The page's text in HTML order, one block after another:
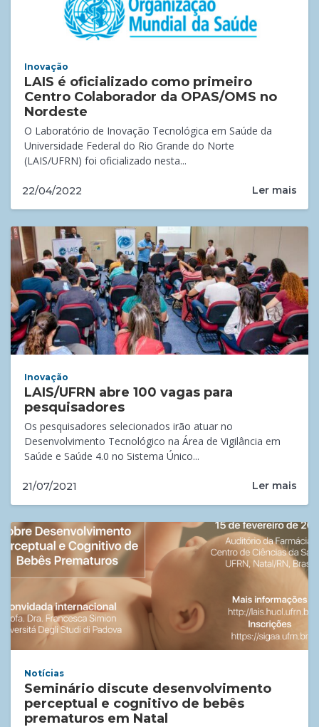
Inovação
LAIS é oficializado como primeiro
Centro Colaborador da OPAS/OMS no
Nordeste
O Laboratório de Inovação Tecnológica em Saúde da
Universidade Federal do Rio Grande do Norte
(LAIS/UFRN) foi oficializado nesta...
22/04/2022 Ler mais
Inovação
LAIS/UFRN abre 100 vagas para
pesquisadores
Os pesquisadores selecionados irão atuar no
Desenvolvimento Tecnológico na Área de Vigilância em
Saúde e Saúde 4.0 no Sistema Único...
21/07/2021 Ler mais
Notícias
Seminário discute desenvolvimento
perceptual e cognitivo de bebês
prematuros em Natal